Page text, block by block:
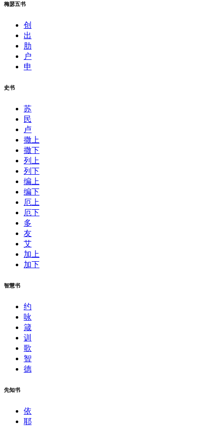
梅瑟五书
创
出
肋
户
申
史书
苏
民
卢
撒上
撒下
列上
列下
编上
编下
厄上
厄下
多
友
艾
加上
加下
智慧书
约
咏
箴
训
歌
智
德
先知书
依
耶